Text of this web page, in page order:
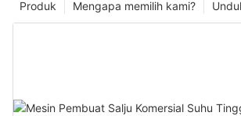
Mengapa memilih kami?
Produk